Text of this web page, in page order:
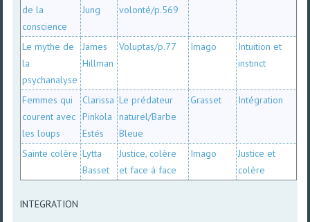
de la
conscience
Jung
volonté/p.569
Le mythe de
la
psychanalyse
James
Hillman
Voluptas/p.77 Imago
Intuition et
instinct
Femmes qui
courent avec
les loups
Clarissa
Pinkola
Estés
Le prédateur
naturel/Barbe
Bleue
Grasset Intégration
Sainte colère Lytta
Basset
Justice, colère
et face à face
Imago
Justice et
colère
INTEGRATION